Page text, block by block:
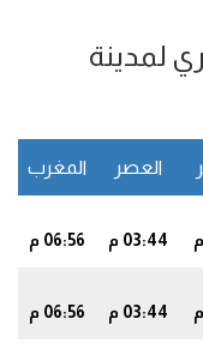
لمدينة
العصر المغرب
03:44 م 06:56 م
03:44 م 06:56 م